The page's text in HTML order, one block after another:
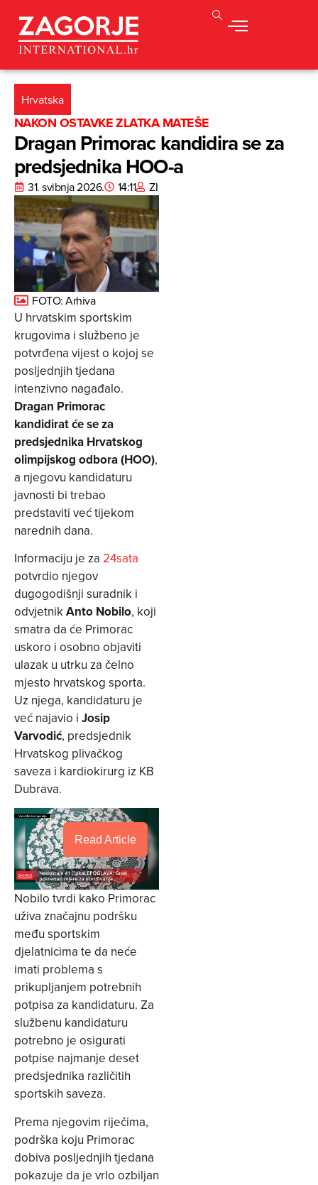
Hrvatska
NAKON OSTAVKE ZLATKA MATEŠE
Dragan Primorac kandidira se za
predsjednika HOO-a
31. svibnja 2026. 14:11 ZI
FOTO: Arhiva
U hrvatskim sportskim
krugovima i službeno je
potvrđena vijest o kojoj se
posljednjih tjedana
intenzivno nagađalo.
Dragan Primorac
kandidirat će se za
predsjednika Hrvatskog
olimpijskog odbora (HOO),
a njegovu kandidaturu
javnosti bi trebao
predstaviti već tijekom
narednih dana.
Informaciju je za 24sata
potvrdio njegov
dugogodišnji suradnik i
odvjetnikAnto Nobilo, koji
smatra da će Primorac
uskoro i osobno objaviti
ulazak u utrku za čelno
mjesto hrvatskog sporta.
Uz njega, kandidaturu je
već najavio i Josip
Varvodić, predsjednik
Hrvatskog plivačkog
saveza i kardiokirurg iz KB
Dubrava.
Read Article
Nobilo tvrdi kako Primorac
uživa značajnu podršku
među sportskim
djelatnicima te da neće
imati problema s
prikupljanjem potrebnih
potpisa za kandidaturu. Za
službenu kandidaturu
potrebno je osigurati
potpise najmanje deset
predsjednika različitih
sportskih saveza.
Prema njegovim riječima,
podrška koju Primorac
dobiva posljednjih tjedana
pokazuje da je vrlo ozbiljan